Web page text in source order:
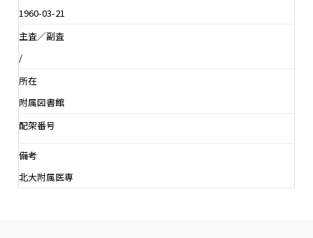
1960-03-21
主査／副査
/
所在
附属図書館
配架番号
備考
北大附属医専